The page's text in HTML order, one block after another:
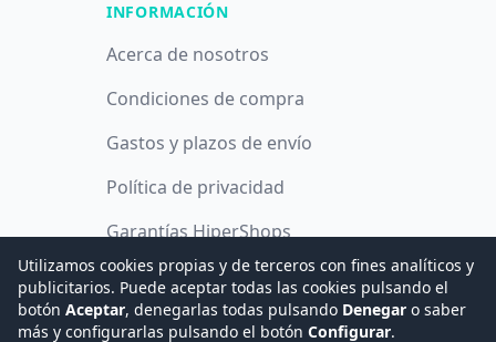
INFORMACIÓN
Acerca de nosotros
Condiciones de compra
Gastos y plazos de envío
Política de privacidad
Garantías HiperShops
Política de cookies
Utilizamos cookies propias y de terceros con fines analíticos y
publicitarios. Puede aceptar todas las cookies pulsando el
botón Aceptar, denegarlas todas pulsando Denegar o saber
más y configurarlas pulsando el botón Configurar.